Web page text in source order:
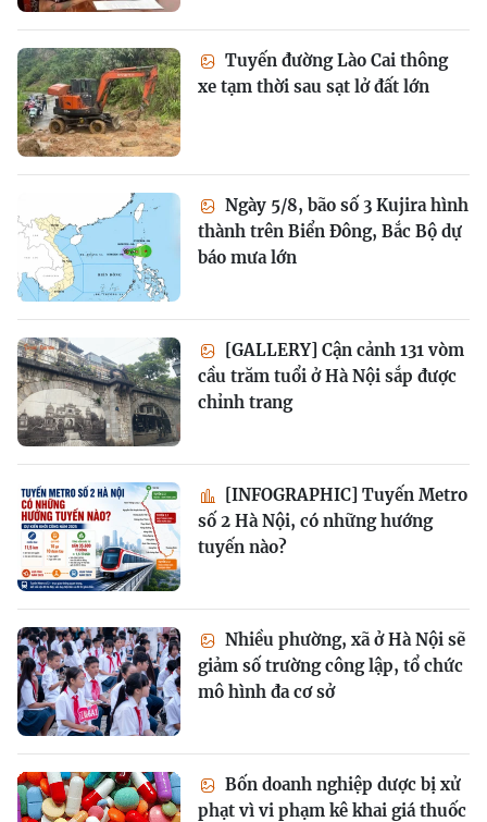
Tuyến đường Lào Cai thông
xe tạm thời sau sạt lở đất lớn
Ngày 5/8, bão số 3 Kujira hình
thành trên Biển Đông, Bắc Bộ dự
báo mưa lớn
[GALLERY] Cận cảnh 131 vòm
cầu trăm tuổi ở Hà Nội sắp được
chỉnh trang
[INFOGRAPHIC] Tuyến Metro
số 2 Hà Nội, có những hướng
tuyến nào?
Nhiều phường, xã ở Hà Nội sẽ
giảm số trường công lập, tổ chức
mô hình đa cơ sở
Bốn doanh nghiệp dược bị xử
phạt vì vi phạm kê khai giá thuốc